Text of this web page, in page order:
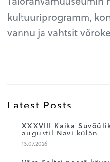
kultuuriprogramm,
vannu ja vahtsit
Latest Posts
XXXVIII Kaika
augustil Navi külän
13.07.2026